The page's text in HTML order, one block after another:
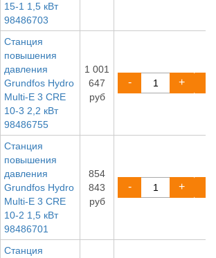
15-1 1,5 кВт
98486703
Станция
повышения
давления
Grundfos Hydro
Multi-E 3 CRE
10-3 2,2 кВт
98486755
1 001
647
руб
- +
Станция
повышения
давления
Grundfos Hydro
Multi-E 3 CRE
10-2 1,5 кВт
98486701
854
843
руб
- +
Станция